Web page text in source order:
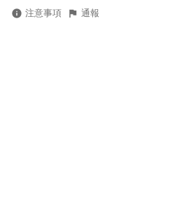
注意事項 通報